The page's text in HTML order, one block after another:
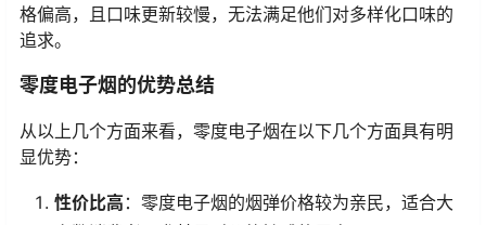
格偏高，且口味更新较慢，无法满足他们对多样化口味的
追求。
零度电子烟的优势总结
从以上几个方面来看，零度电子烟在以下几个方面具有明
显优势：
性价比高 ：零度电子烟的烟弹价格较为亲民，适合大